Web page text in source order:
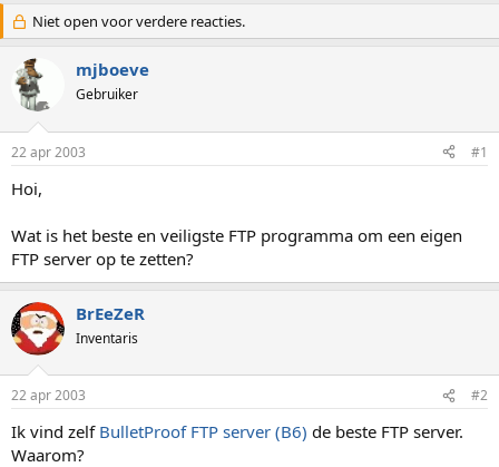
d
e
r
w
e
s
t
a
t
e
r
a
r
d
a
m
Niet open voor verdere reacties.
mjboeve
Gebruiker
22 apr 2003 #1
Hoi,
Wat is het beste en veiligste FTP programma om een eigen
FTP server op te zetten?
BrEeZeR
Inventaris
22 apr 2003 #2
Ik vind zelf BulletProof FTP server (B6) de beste FTP server.
Waarom?